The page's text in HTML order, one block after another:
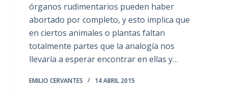
órganos rudimentarios pueden haber
abortado por completo, y esto implica que
en ciertos animales o plantas faltan
totalmente partes que la analogía nos
llevaría a esperar encontrar en ellas y…
EMILIO CERVANTES 14 ABRIL 2015